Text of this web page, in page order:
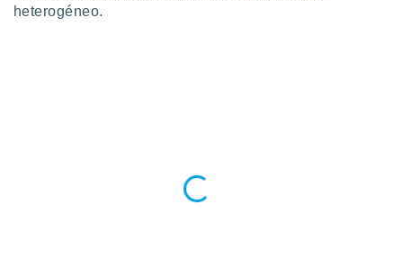
heterogéneo.